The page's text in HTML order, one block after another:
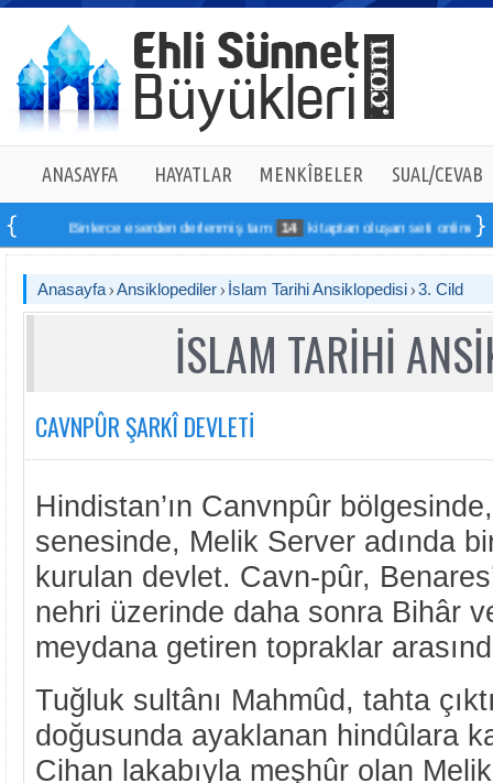
ANASAYFA HAYATLAR MENKÎBELER SUAL/CEVAB
Binlerce eserden derlenmiş tam 14 kitaptan oluşan seti online sipariş
Anasayfa Ansiklopediler İslam Tarihi Ansiklopedisi 3. Cild
İSLAM TARİHİ
CAVNPÛR ŞARKÎ DEVLETİ
Hindistan’ın Canvnpûr
senesinde, Melik Server adında
kurulan devlet. Cavn-pûr,
nehri üzerinde daha sonra Bihâr
meydana getiren topraklar
Tuğluk sultânı Mahmûd, tahta
doğusunda ayaklanan hindûlara
Cihan lakabıyla meşhûr olan